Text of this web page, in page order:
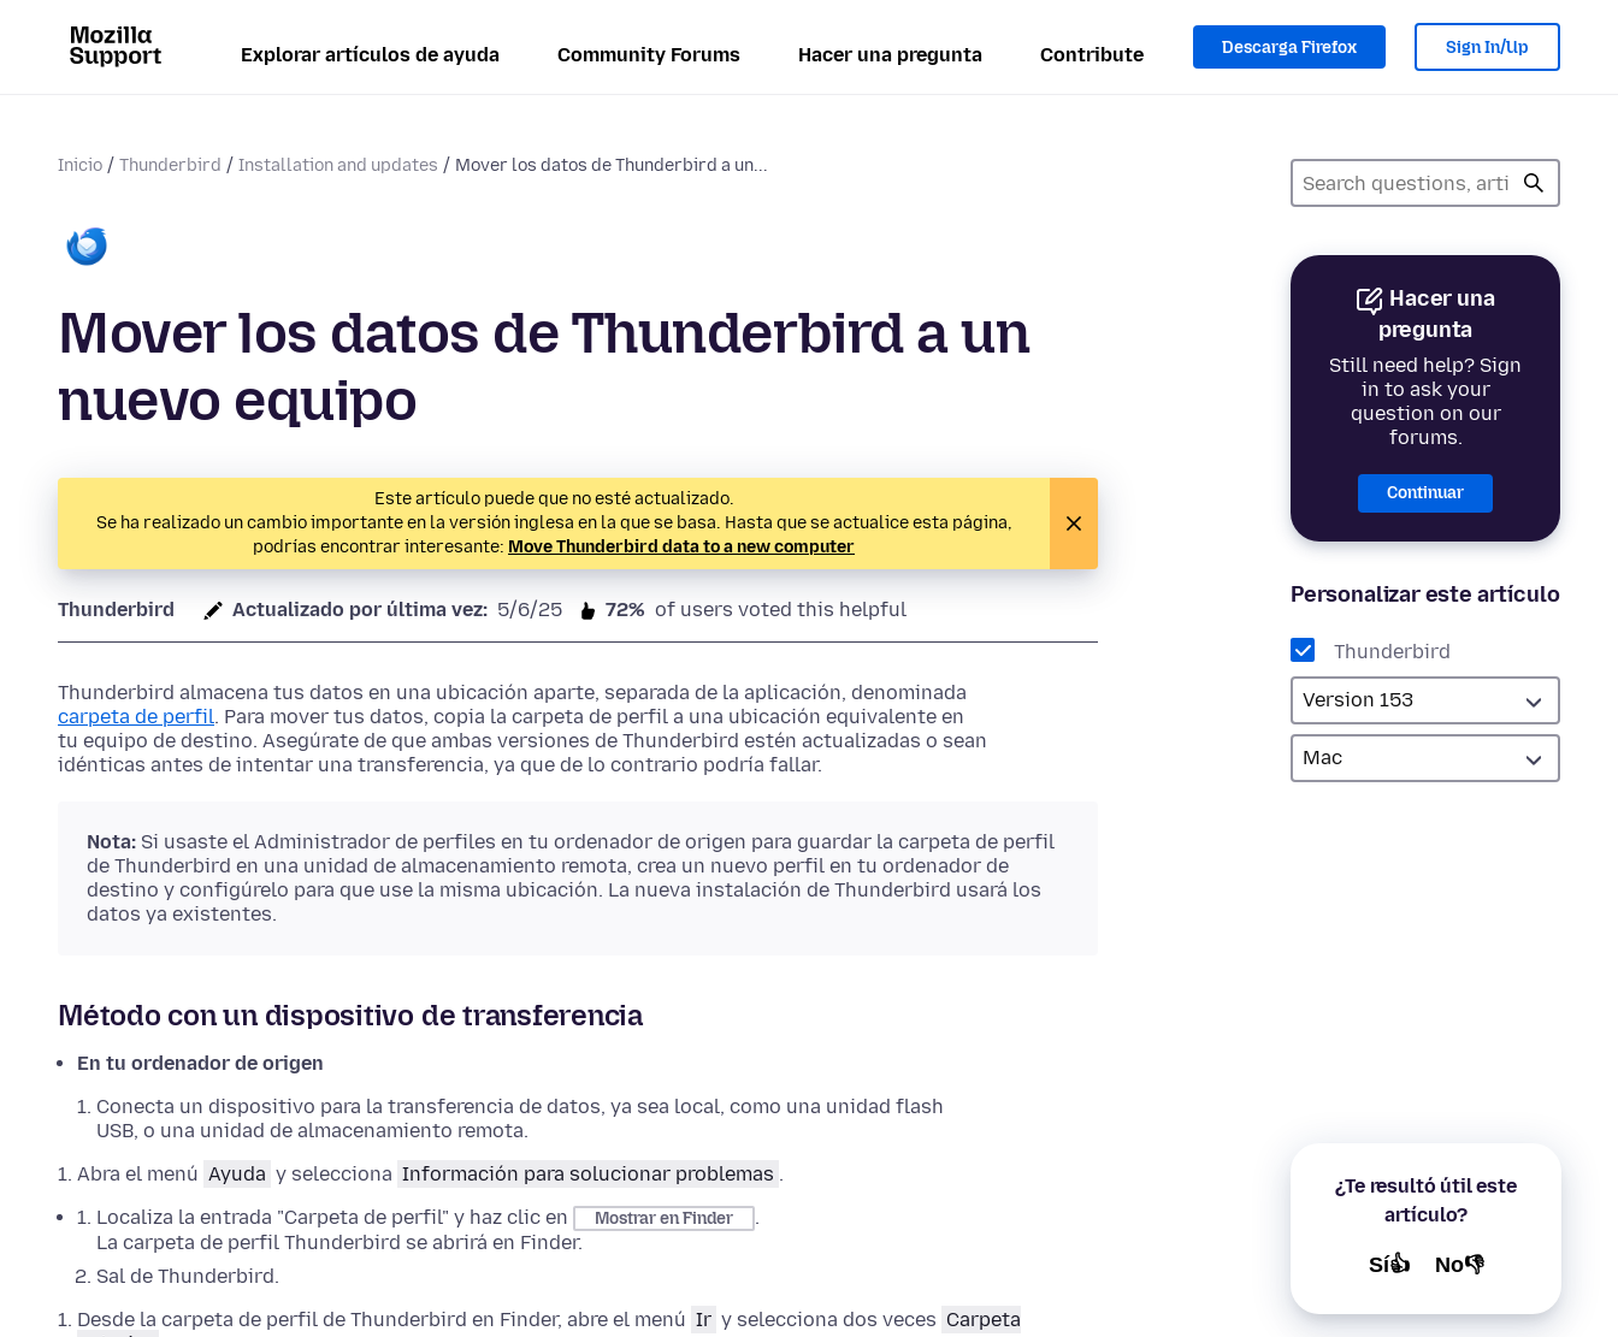
Explorar artículos de ayuda Community Forums Hacer una pregunta Contribute Descarga Firefox Sign In/Up
Inicio Thunderbird Installation and updates Mover los datos de Thunderbird a un...
Hacer una
pregunta
Still need help? Sign
in to ask your
question on our
forums.
Continuar
Personalizar este artículo
Thunderbird
¿Te resultó útil este
artículo?
Sí👍 No👎
Mover los datos de Thunderbird a un
nuevo equipo
Este artículo puede que no esté actualizado.
Se ha realizado un cambio importante en la versión inglesa en la que se basa. Hasta que se actualice esta página,
podrías encontrar interesante: Move Thunderbird data to a new computer
Thunderbird Actualizado por última vez: 5/6/25 72% of users voted this helpful
Thunderbird almacena tus datos en una ubicación aparte, separada de la aplicación, denominada
carpeta de perfil. Para mover tus datos, copia la carpeta de perfil a una ubicación equivalente en
tu equipo de destino. Asegúrate de que ambas versiones de Thunderbird estén actualizadas o sean
idénticas antes de intentar una transferencia, ya que de lo contrario podría fallar.
Nota: Si usaste el Administrador de perfiles en tu ordenador de origen para guardar la carpeta de perfil
de Thunderbird en una unidad de almacenamiento remota, crea un nuevo perfil en tu ordenador de
destino y configúrelo para que use la misma ubicación. La nueva instalación de Thunderbird usará los
datos ya existentes.
Método con un dispositivo de transferencia
En tu ordenador de origen
Conecta un dispositivo para la transferencia de datos, ya sea local, como una unidad flash
USB, o una unidad de almacenamiento remota.
Abra el menú Ayuda y selecciona Información para solucionar problemas .
Localiza la entrada "Carpeta de perfil" y haz clic en
Mostrar en Finder
.
La carpeta de perfil Thunderbird se abrirá en Finder.
Sal de Thunderbird.
Desde la carpeta de perfil de Thunderbird en Finder, abre el menú Ir y selecciona dos veces Carpeta